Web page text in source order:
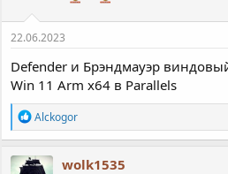
22.06.2023
Defender и Брэндмауэр
Win 11 Arm x64 в Parallels
Р
е
а
к
Alckogor
wolk1535